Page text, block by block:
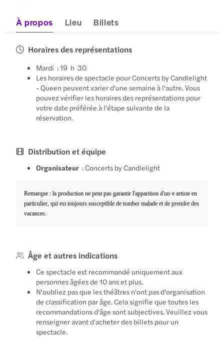
À propos Lieu Billets
Horaires des représentations
Mardi : 19 h 30
Les horaires de spectacle pour Concerts by Candlelight
- Queen peuvent varier d'une semaine à l'autre. Vous
pouvez vérifier les horaires des représentations pour
votre date préférée à l'étape suivante de la
réservation.
Distribution et équipe
Organisateur : Concerts by Candlelight
Remarque : la production ne peut pas garantir l'apparition d'un·e artiste en
particulier, qui est toujours susceptible de tomber malade et de prendre des
vacances.
Âge et autres indications
Ce spectacle est recommandé uniquement aux
personnes âgées de 10 ans et plus.
N'oubliez pas que les théâtres n'ont pas d'organisation
de classification par âge. Cela signifie que toutes les
recommandations d'âge sont subjectives. Veuillez vous
renseigner avant d'acheter des billets pour un
spectacle.